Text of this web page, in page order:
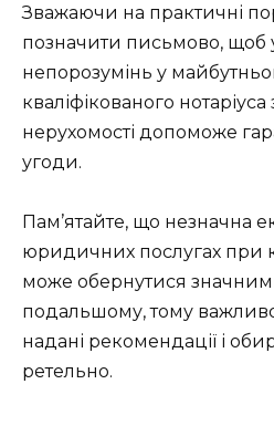
Зважаючи на практичні
позначити письмово, щоб
непорозумінь у
кваліфікованого
нерухомості допоможе
угоди.
Пам’ятайте, що незначна
юридичних послугах при
може обернутися
подальшому, тому важливо
надані рекомендації і
ретельно.